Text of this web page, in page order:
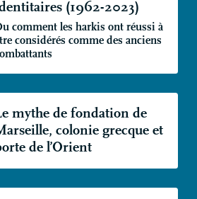
(1962-2023)
comment les harkis ont réussi à
considérés comme des anciens
mythe de fondation de
colonie grecque et
de l’Orient